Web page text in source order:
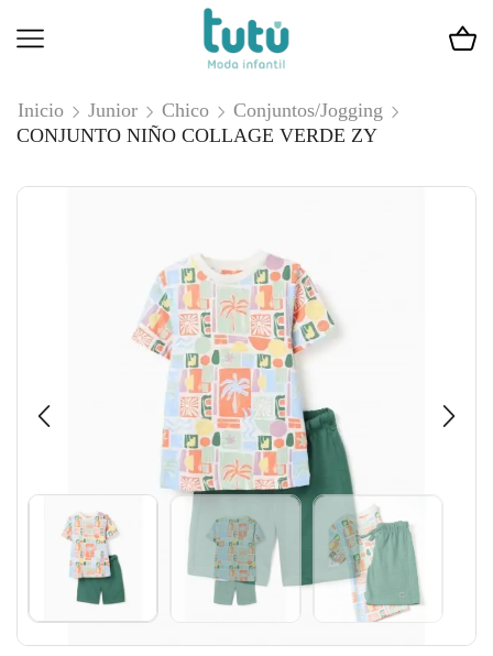
Inicio Junior Chico
Conjuntos/Jogging
CONJUNTO NIÑO COLLAGE VERDE ZY